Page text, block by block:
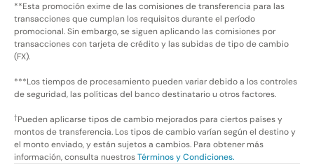
**Esta promoción exime de las comisiones de transferencia para las
transacciones que cumplan los requisitos durante el período
promocional. Sin embargo, se siguen aplicando las comisiones por
transacciones con tarjeta de crédito y las subidas de tipo de cambio
(FX).
***Los tiempos de procesamiento pueden variar debido a los controles
de seguridad, las políticas del banco destinatario u otros factores.
†Pueden aplicarse tipos de cambio mejorados para ciertos países y
montos de transferencia. Los tipos de cambio varían según el destino y
el monto enviado, y están sujetos a cambios. Para obtener más
información, consulta nuestrosTérminos y Condiciones.